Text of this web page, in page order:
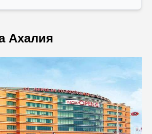
Палм-Джумейра: полный
на 2026 год.
в центре Дубая: вкус Италии в
Ахалия